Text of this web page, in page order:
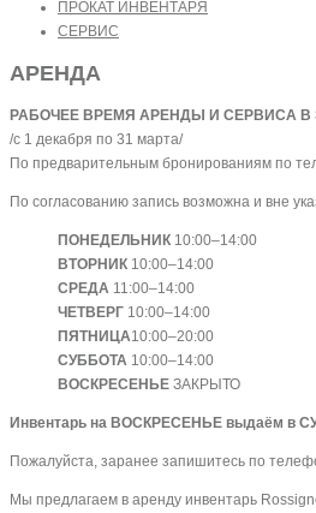
ПРОКАТ ИНВЕНТАРЯ
СЕРВИС
АРЕНДА
РАБОЧЕЕ ВРЕМЯ АРЕНДЫ И СЕРВИСА
/с 1 декабря по 31 марта/
По предварительным бронированиям по
По согласованию запись возможна и вне
ПОНЕДЕЛЬНИК 10:00–14:00
ВТОРНИК 10:00–14:00
СРЕДА 11:00–14:00
ЧЕТВЕРГ 10:00–14:00
ПЯТНИЦА10:00–20:00
СУББОТА 10:00–14:00
ВОСКРЕСЕНЬЕ ЗАКРЫТО
Инвентарь на ВОСКРЕСЕНЬЕ выдаём в
Пожалуйста, заранее запишитесь по
Мы предлагаем в аренду инвентарь